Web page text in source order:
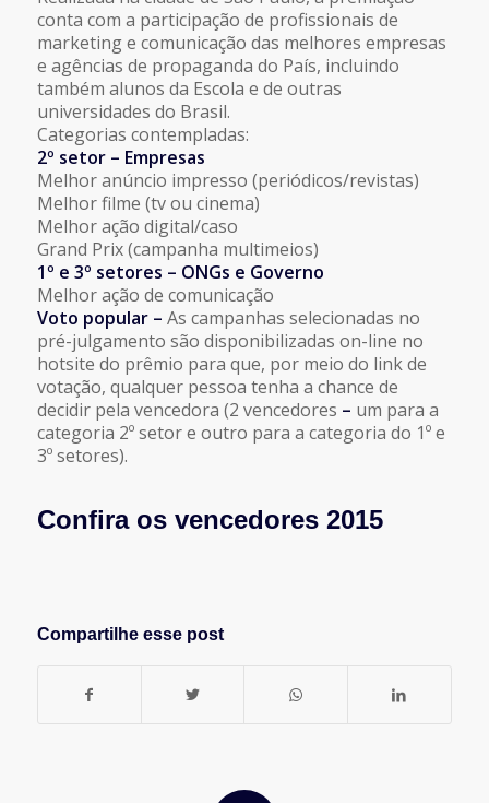
conta com a participação de profissionais de
marketing e comunicação das melhores empresas
e agências de propaganda do País, incluindo
também alunos da Escola e de outras
universidades do Brasil.
Categorias contempladas:
2º setor – Empresas
Melhor anúncio impresso (periódicos/revistas)
Melhor filme (tv ou cinema)
Melhor ação digital/caso
Grand Prix (campanha multimeios)
1º e 3º setores – ONGs e Governo
Melhor ação de comunicação
Voto popular – As campanhas selecionadas no
pré-julgamento são disponibilizadas on-line no
hotsite do prêmio para que, por meio do link de
votação, qualquer pessoa tenha a chance de
decidir pela vencedora (2 vencedores – um para a
categoria 2º setor e outro para a categoria do 1º e
3º setores).
Confira os vencedores 2015
Compartilhe esse post